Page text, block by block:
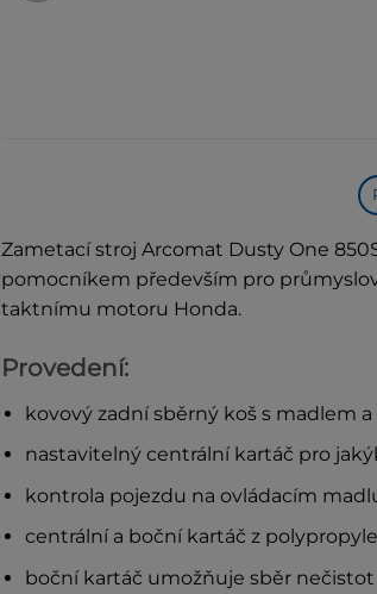
Zametací stroj Arcomat Dusty One
pomocníkem především pro
taktnímu motoru Honda.
Provedení:
kovový zadní sběrný koš s madlem
nastavitelný centrální kartáč pro
kontrola pojezdu na ovládacím
centrální a boční kartáč z
boční kartáč umožňuje sběr